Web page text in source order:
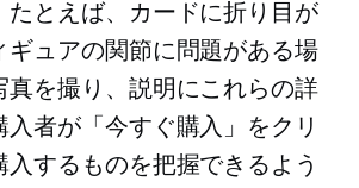
たとえば、カードに折り目が
ギュアの関節に問題がある場
真を撮り、説明にこれらの詳
者が「今すぐ購入」をクリ
入するものを把握できるよう